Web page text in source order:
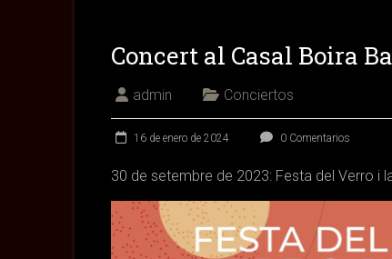
Concert al Casal Boira
admin Conciertos
16 de enero de 2024 0 Comentarios
30 de setembre de 2023: Festa del Verro i